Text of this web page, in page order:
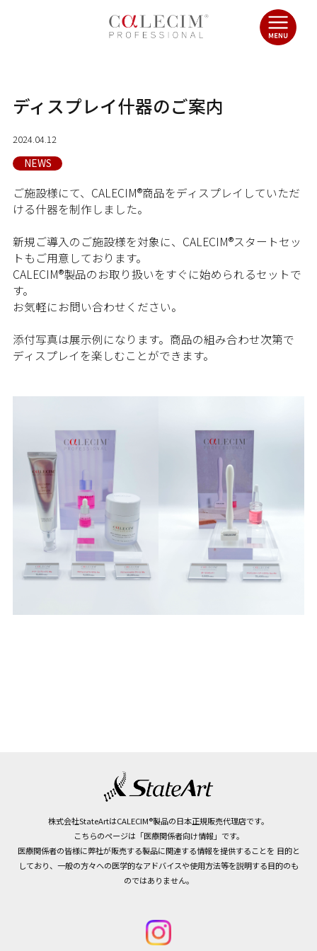
ディスプレイ什器のご案内
2024.04.12
NEWS
ご施設様にて、CALECIM®商品をディスプレイしていただ
ける什器を制作しました。
新規ご導入のご施設様を対象に、CALECIM®スタートセッ
トもご用意しております。
CALECIM®製品のお取り扱いをすぐに始められるセットで
す。
お気軽にお問い合わせください。
添付写真は展示例になります。商品の組み合わせ次第で
ディスプレイを楽しむことができます。
株式会社StateArtはCALECIM®製品の日本正規販売代理店です。
こちらのページは「医療関係者向け情報」です。
医療関係者の皆様に弊社が販売する製品に関連する情報を提供することを 目的と
しており、一般の方々への医学的なアドバイスや使用方法等を説明する目的のも
のではありません。